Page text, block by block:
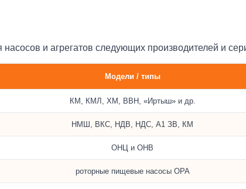
и агрегатов следующих производителей и
Модели / типы
КМ, КМЛ, ХМ, ВВН, «Иртыш» и др.
НМШ, ВКС, НДВ, НДС, А1 ЗВ, КМ
ОНЦ и ОНВ
роторные пищевые насосы ОРА